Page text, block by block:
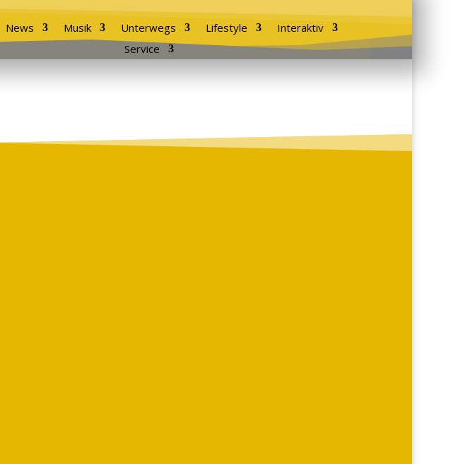
News Musik Unterwegs Lifestyle
Interaktiv
Service